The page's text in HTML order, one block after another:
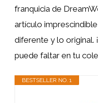
franquicia de
artículo
diferente y lo original.
puede faltar en tu
BESTSELLER NO. 1